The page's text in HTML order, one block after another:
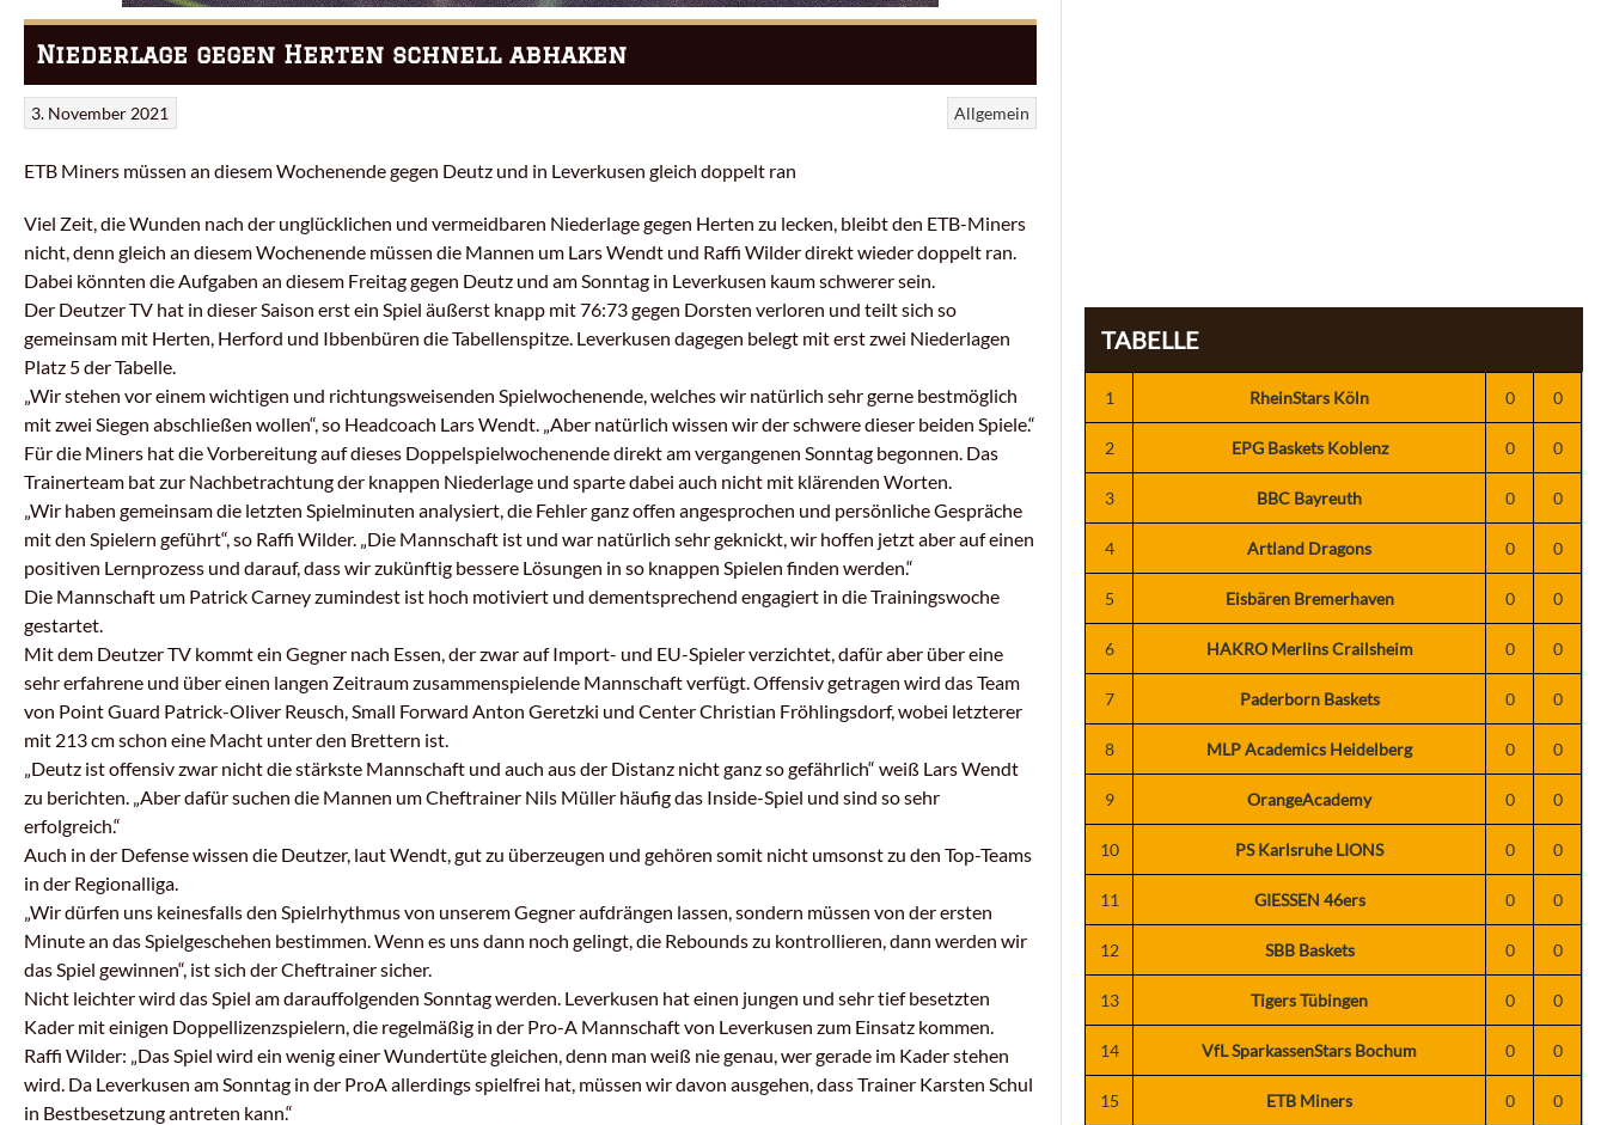
Niederlage gegen Herten schnell abhaken
Allgemein
3. November 2021
ETB Miners müssen an diesem Wochenende gegen Deutz und in Leverkusen gleich doppelt ran
Viel Zeit, die Wunden nach der unglücklichen und vermeidbaren Niederlage gegen Herten zu lecken, bleibt den ETB-Miners
nicht, denn gleich an diesem Wochenende müssen die Mannen um Lars Wendt und Raffi Wilder direkt wieder doppelt ran.
Dabei könnten die Aufgaben an diesem Freitag gegen Deutz und am Sonntag in Leverkusen kaum schwerer sein.
Der Deutzer TV hat in dieser Saison erst ein Spiel äußerst knapp mit 76:73 gegen Dorsten verloren und teilt sich so
gemeinsam mit Herten, Herford und Ibbenbüren die Tabellenspitze. Leverkusen dagegen belegt mit erst zwei Niederlagen
Platz 5 der Tabelle.
„Wir stehen vor einem wichtigen und richtungsweisenden Spielwochenende, welches wir natürlich sehr gerne bestmöglich
mit zwei Siegen abschließen wollen“, so Headcoach Lars Wendt. „Aber natürlich wissen wir der schwere dieser beiden Spiele.“
Für die Miners hat die Vorbereitung auf dieses Doppelspielwochenende direkt am vergangenen Sonntag begonnen. Das
Trainerteam bat zur Nachbetrachtung der knappen Niederlage und sparte dabei auch nicht mit klärenden Worten.
„Wir haben gemeinsam die letzten Spielminuten analysiert, die Fehler ganz offen angesprochen und persönliche Gespräche
mit den Spielern geführt“, so Raffi Wilder. „Die Mannschaft ist und war natürlich sehr geknickt, wir hoffen jetzt aber auf einen
positiven Lernprozess und darauf, dass wir zukünftig bessere Lösungen in so knappen Spielen finden werden.“
Die Mannschaft um Patrick Carney zumindest ist hoch motiviert und dementsprechend engagiert in die Trainingswoche
gestartet.
Mit dem Deutzer TV kommt ein Gegner nach Essen, der zwar auf Import- und EU-Spieler verzichtet, dafür aber über eine
sehr erfahrene und über einen langen Zeitraum zusammenspielende Mannschaft verfügt. Offensiv getragen wird das Team
von Point Guard Patrick-Oliver Reusch, Small Forward Anton Geretzki und Center Christian Fröhlingsdorf, wobei letzterer
mit 213 cm schon eine Macht unter den Brettern ist.
„Deutz ist offensiv zwar nicht die stärkste Mannschaft und auch aus der Distanz nicht ganz so gefährlich“ weiß Lars Wendt
zu berichten. „Aber dafür suchen die Mannen um Cheftrainer Nils Müller häufig das Inside-Spiel und sind so sehr
erfolgreich.“
Auch in der Defense wissen die Deutzer, laut Wendt, gut zu überzeugen und gehören somit nicht umsonst zu den Top-Teams
in der Regionalliga.
„Wir dürfen uns keinesfalls den Spielrhythmus von unserem Gegner aufdrängen lassen, sondern müssen von der ersten
Minute an das Spielgeschehen bestimmen. Wenn es uns dann noch gelingt, die Rebounds zu kontrollieren, dann werden wir
das Spiel gewinnen“, ist sich der Cheftrainer sicher.
Nicht leichter wird das Spiel am darauffolgenden Sonntag werden. Leverkusen hat einen jungen und sehr tief besetzten
Kader mit einigen Doppellizenzspielern, die regelmäßig in der Pro-A Mannschaft von Leverkusen zum Einsatz kommen.
Raffi Wilder: „Das Spiel wird ein wenig einer Wundertüte gleichen, denn man weiß nie genau, wer gerade im Kader stehen
wird. Da Leverkusen am Sonntag in der ProA allerdings spielfrei hat, müssen wir davon ausgehen, dass Trainer Karsten Schul
in Bestbesetzung antreten kann.“
TABELLE
1 RheinStars Köln 0 0
2 EPG Baskets Koblenz 0 0
3 BBC Bayreuth 0 0
4 Artland Dragons 0 0
5 Eisbären Bremerhaven 0 0
6 HAKRO Merlins Crailsheim 0 0
7 Paderborn Baskets 0 0
8 MLP Academics Heidelberg 0 0
9 OrangeAcademy 0 0
10 PS Karlsruhe LIONS 0 0
11 GIESSEN 46ers 0 0
12 SBB Baskets 0 0
13 Tigers Tübingen 0 0
14 VfL SparkassenStars Bochum 0 0
15 ETB Miners 0 0